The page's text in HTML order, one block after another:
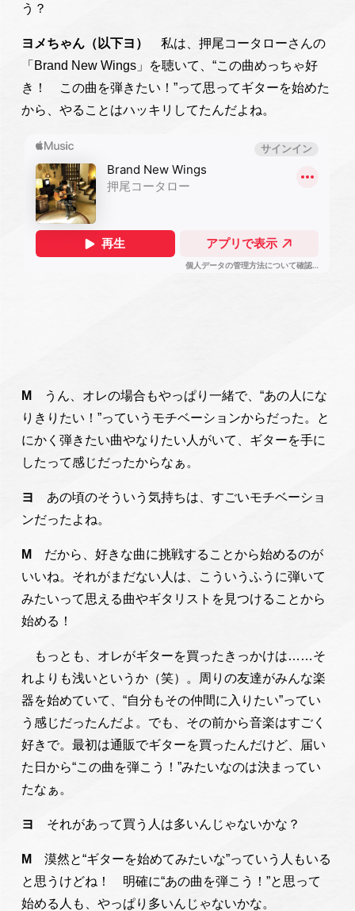
う？
ヨメちゃん（以下ヨ）私は、押尾コータローさんの
「Brand New Wings」を聴いて、“この曲めっちゃ好
き！ この曲を弾きたい！”って思ってギターを始めた
から、やることはハッキリしてたんだよね。
M
うん、オレの場合もやっぱり一緒で、“あの人にな
りきりたい！”っていうモチベーションからだった。と
にかく弾きたい曲やなりたい人がいて、ギターを手に
したって感じだったからなぁ。
ヨ あの頃のそういう気持ちは、すごいモチベーショ
ンだったよね。
M
だから、好きな曲に挑戦することから始めるのが
いいね。それがまだない人は、こういうふうに弾いて
みたいって思える曲やギタリストを見つけることから
始める！
もっとも、オレがギターを買ったきっかけは……そ
れよりも浅いというか（笑）。周りの友達がみんな楽
器を始めていて、“自分もその仲間に入りたい”ってい
う感じだったんだよ。でも、その前から音楽はすごく
好きで。最初は通販でギターを買ったんだけど、届い
た日から“この曲を弾こう！”みたいなのは決まってい
たなぁ。
ヨ それがあって買う人は多いんじゃないかな？
M
漠然と“ギターを始めてみたいな”っていう人もいる
と思うけどね！ 明確に“あの曲を弾こう！”と思って
始める人も、やっぱり多いんじゃないかな。